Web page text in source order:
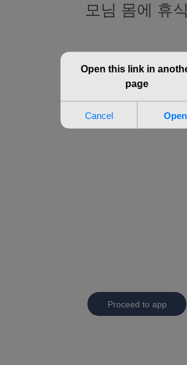
모님 몸에 휴식
Proceed to app